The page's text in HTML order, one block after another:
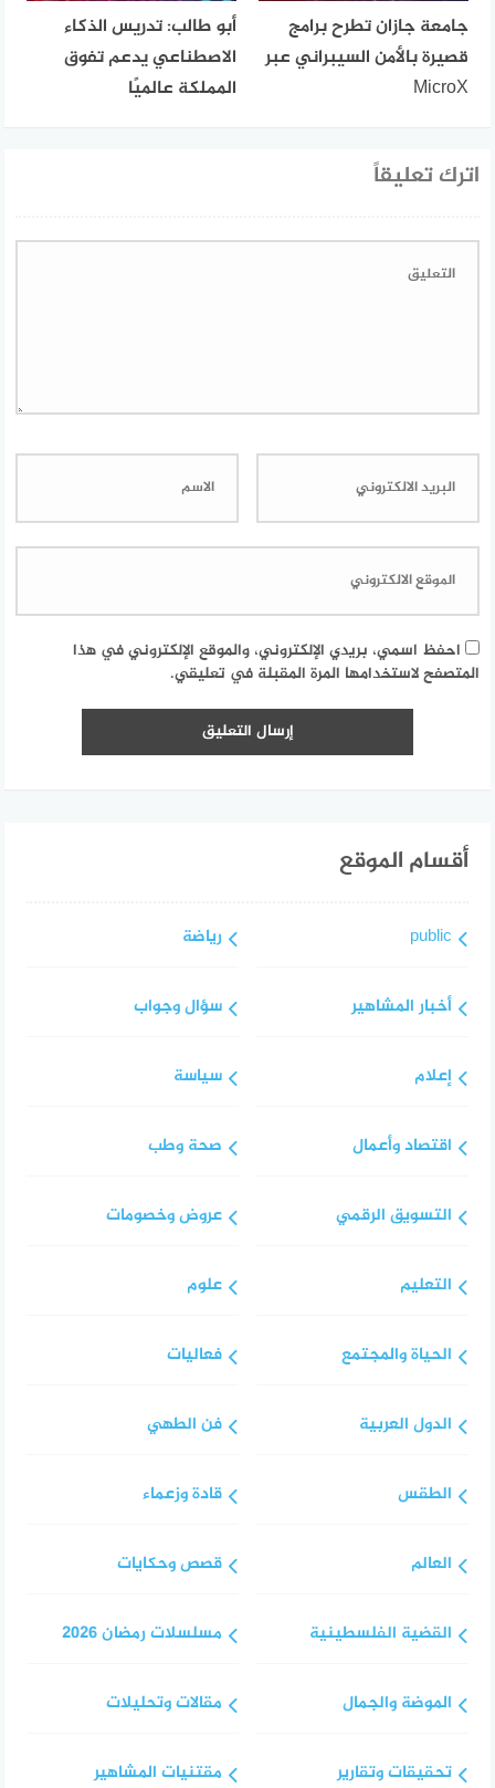
جامعة جازان تطرح برامج
قصيرة بالأمن السيبراني عبر
MicroX
أبو طالب: تدريس الذكاء
الاصطناعي يدعم تفوق
المملكة عالميًا
اترك تعليقاً
احفظ اسمي، بريدي الإلكتروني، والموقع الإلكتروني في هذا
المتصفح لاستخدامها المرة المقبلة في تعليقي.
أقسام الموقع
public
أخبار المشاهير
إعلام
اقتصاد وأعمال
التسويق الرقمي
التعليم
الحياة والمجتمع
الدول العربية
الطقس
العالم
القضية الفلسطينية
الموضة والجمال
تحقيقات وتقارير
رياضة
سؤال وجواب
سياسة
صحة وطب
عروض وخصومات
علوم
فعاليات
فن الطهي
قادة وزعماء
قصص وحكايات
مسلسلات رمضان 2026
مقالات وتحليلات
مقتنيات المشاهير